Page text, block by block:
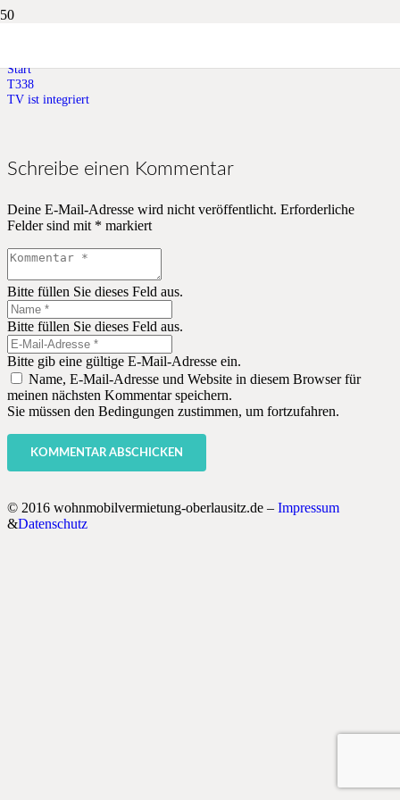
Start
T338
TV ist integriert
Schreibe einen Kommentar
Deine E-Mail-Adresse wird nicht veröffentlicht. Erforderliche
Felder sind mit * markiert
Bitte füllen Sie dieses Feld aus.
Bitte füllen Sie dieses Feld aus.
Bitte gib eine gültige E-Mail-Adresse ein.
Name, E-Mail-Adresse und Website in diesem Browser für
meinen nächsten Kommentar speichern.
Sie müssen den Bedingungen zustimmen, um fortzufahren.
KOMMENTAR ABSCHICKEN
© 2016 wohnmobilvermietung-oberlausitz.de – Impressum
&Datenschutz